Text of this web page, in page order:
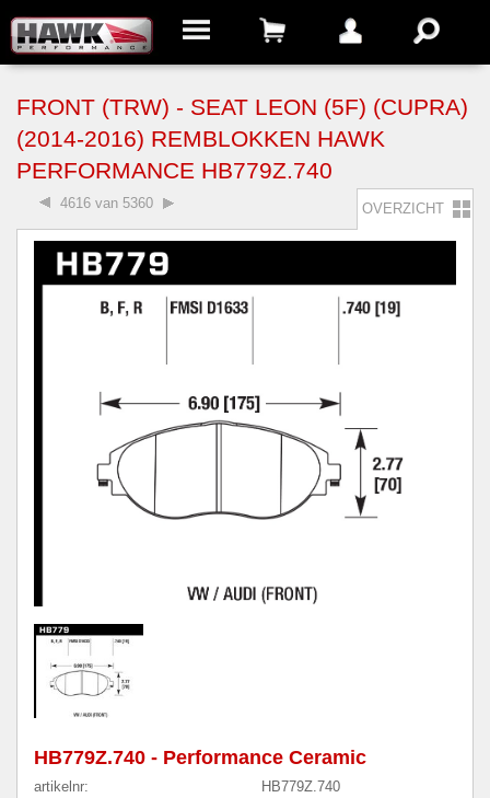
FRONT (TRW) - SEAT LEON (5F) (CUPRA)
(2014-2016) REMBLOKKEN HAWK
PERFORMANCE HB779Z.740
4616 van 5360 OVERZICHT
HB779Z.740 - Performance Ceramic
artikelnr:
HB779Z.740